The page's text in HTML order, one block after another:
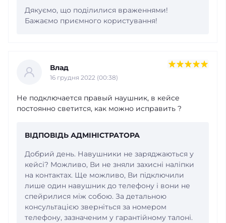
Дякуємо, що поділилися враженнями!
Бажаємо приємного користування!
Влад
16 грудня 2022 (00:38)
Не подключается правый наушник, в кейсе
постоянно светится, как можно исправить ?
ВІДПОВІДЬ АДМІНІСТРАТОРА
Добрий день. Навушники не заряджаються у
кейсі? Можливо, Ви не зняли захисні наліпки
на контактах. Ще можливо, Ви підключили
лише один навушник до телефону і вони не
спейрилися між собою. За детальною
консультацією зверніться за номером
телефону, зазначеним у гарантійному талоні.